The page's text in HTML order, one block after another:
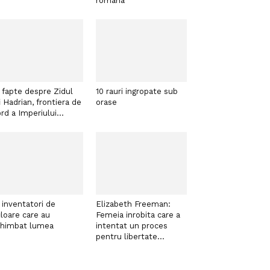
fapte despre Zidul
Hadrian, frontiera de
a Imperiului...
10 rauri ingropate sub
orase
inventatori de
care au
lumea
Elizabeth Freeman:
Femeia inrobita care a
intentat un proces
pentru libertate...